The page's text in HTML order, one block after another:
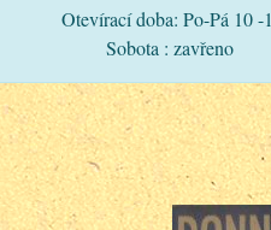
Otevírací doba: Po-Pá 10 -
Sobota : zavřeno